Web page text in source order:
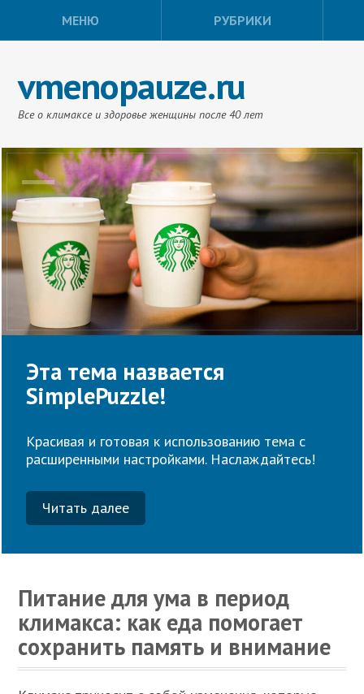
МЕНЮ РУБРИКИ
vmenopauze.ru
Все о климаксе и здоровье женщины после 40 лет
Эта тема назвается
SimplePuzzle!
Красивая и готовая к использованию тема с
расширенными настройками. Наслаждайтесь!
Читать далее
Питание для ума в период
климакса: как еда помогает
сохранить память и внимание